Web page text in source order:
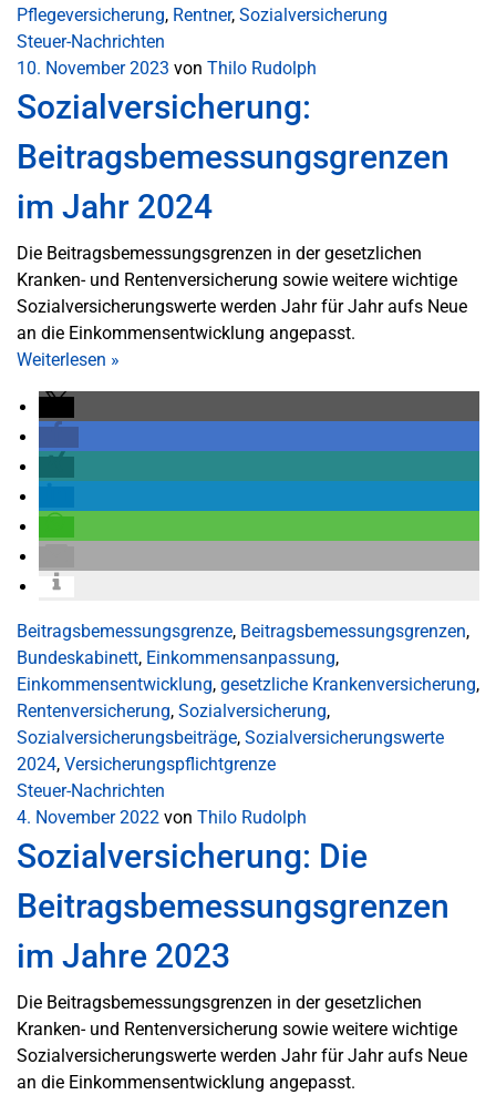
Pflegeversicherung, Rentner, Sozialversicherung
Steuer-Nachrichten
10. November 2023 von Thilo Rudolph
Sozialversicherung:
Beitragsbemessungsgrenzen
im Jahr 2024
Die Beitragsbemessungsgrenzen in der gesetzlichen
Kranken- und Rentenversicherung sowie weitere wichtige
Sozialversicherungswerte werden Jahr für Jahr aufs Neue
an die Einkommensentwicklung angepasst.
Weiterlesen »
Beitragsbemessungsgrenze, Beitragsbemessungsgrenzen,
Bundeskabinett, Einkommensanpassung,
Einkommensentwicklung, gesetzliche Krankenversicherung,
Rentenversicherung, Sozialversicherung,
Sozialversicherungsbeiträge, Sozialversicherungswerte
2024, Versicherungspflichtgrenze
Steuer-Nachrichten
4. November 2022 von Thilo Rudolph
Sozialversicherung: Die
Beitragsbemessungsgrenzen
im Jahre 2023
Die Beitragsbemessungsgrenzen in der gesetzlichen
Kranken- und Rentenversicherung sowie weitere wichtige
Sozialversicherungswerte werden Jahr für Jahr aufs Neue
an die Einkommensentwicklung angepasst.